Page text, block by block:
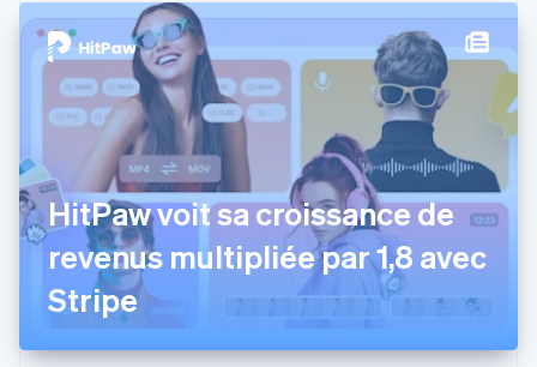
HitPaw voit sa croissance de
revenus multipliée par 1,8 avec
Stripe
EnglishEspañol简体中文
Finlande
Svenska
France
Français English
Gibraltar
English
Grèce
English
Hongrie
English
Inde
English
Irlande
English